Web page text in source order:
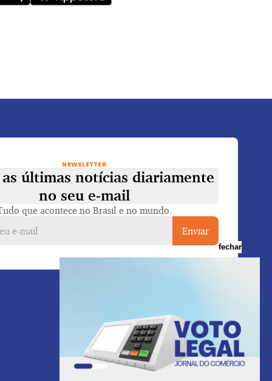
NEWSLETTER
as últimas notícias diariamente
no seu e-mail
que acontece no Brasil e no mundo.
Enviar
fechar